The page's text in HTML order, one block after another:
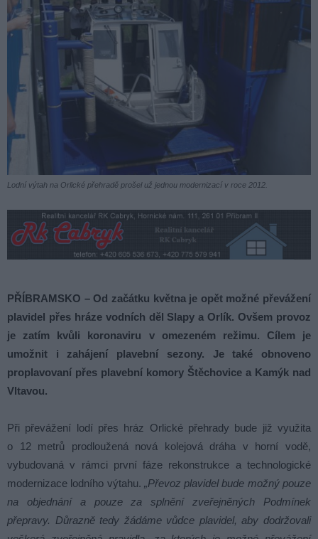
Lodní výtah na Orlické přehradě prošel už jednou modernizací v roce 2012.
PŘÍBRAMSKO – Od začátku května je opět možné převážení
plavidel přes hráze vodních děl Slapy a Orlík. Ovšem provoz
je zatím kvůli koronaviru v omezeném režimu. Cílem je
umožnit i zahájení plavební sezony. Je také obnoveno
proplavovaní přes plavební komory Štěchovice a Kamýk nad
Vltavou.
Při převážení lodí přes hráz Orlické přehrady bude již využita
o 12 metrů prodloužená nová kolejová dráha v horní vodě,
vybudovaná v rámci první fáze rekonstrukce a technologické
modernizace lodního výtahu. „Převoz plavidel bude možný pouze
na objednání a pouze za splnění zveřejněných Podmínek
přepravy. Důrazně tedy žádáme vůdce plavidel, aby dodržovali